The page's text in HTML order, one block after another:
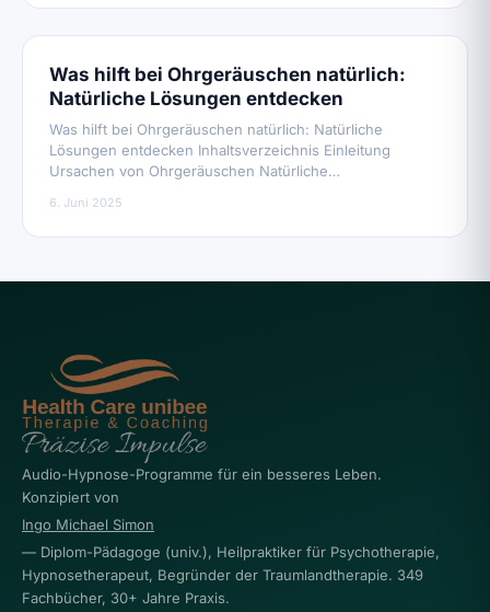
Was hilft bei Ohrgeräuschen natürlich:
Natürliche Lösungen entdecken
Was hilft bei Ohrgeräuschen natürlich: Natürliche
Lösungen entdecken Inhaltsverzeichnis Einleitung
Ursachen von Ohrgeräuschen Natürliche…
6. Juni 2025
Audio-Hypnose-Programme für ein besseres Leben.
Konzipiert von
Ingo Michael Simon
— Diplom-Pädagoge (univ.), Heilpraktiker für Psychotherapie,
Hypnosetherapeut, Begründer der Traumlandtherapie. 349
Fachbücher, 30+ Jahre Praxis.